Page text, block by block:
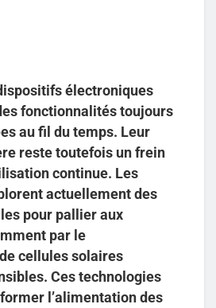
électroniques
fonctionnalités toujours
au fil du temps. Leur
reste toutefois un frein
continue. Les
actuellement des
pour pallier aux
par le
cellules solaires
Ces technologies
l’alimentation des